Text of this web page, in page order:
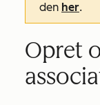
den her.
Opret